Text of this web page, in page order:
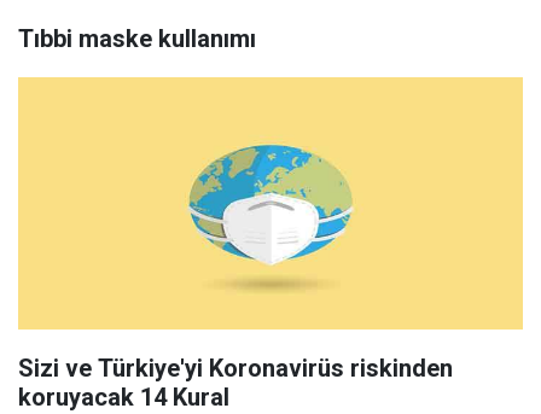
Tıbbi maske kullanımı
Sizi ve Türkiye'yi Koronavirüs riskinden
koruyacak 14 Kural